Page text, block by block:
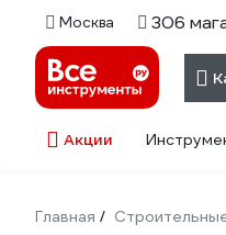
Москва 306
Акции
Главная /